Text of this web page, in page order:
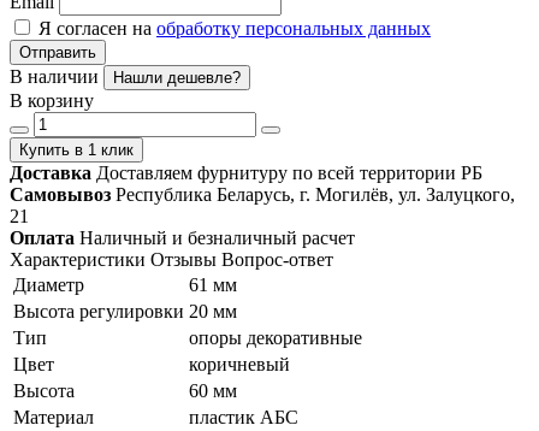
Я согласен на обработку персональных данных
Отправить
В наличии Нашли дешевле?
В корзину
Купить в 1 клик
Доставка Доставляем фурнитуру по всей территории РБ
Самовывоз Республика Беларусь, г. Могилёв, ул. Залуцкого,
21
Оплата Наличный и безналичный расчет
Характеристики Отзывы Вопрос-ответ
Диаметр
61 мм
Высота регулировки 20 мм
Тип
опоры декоративные
Цвет
коричневый
Высота
60 мм
Материал
пластик АБС